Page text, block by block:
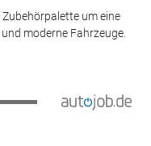
um eine
moderne Fahrzeuge.